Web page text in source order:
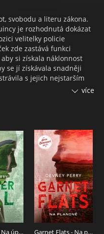
svobodu a literu zákona.
je rozhodnutá dokázat
velitelky policie
zde zastává funkci
si získala náklonnost
se jí získávala snadněji
s jejich nejstarším
byla obrovská chyba, na
že je Winslow
vyhýbala, avšak když je na
žena, ti dva nemají na
stopy vraha vedou k
že je ve Winslow víc,
a neodolatelná. Pro něj.
více
Juniper Hill - Na úpatí Garnet Flats - Na planině